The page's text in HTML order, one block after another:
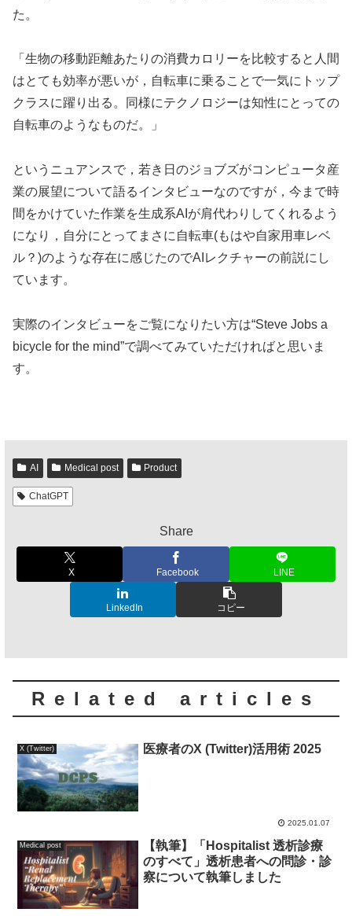
た。
「生物の移動距離あたりの消費カロリーを比較すると人間
はとても効率が悪いが，自転車に乗ることで一気にトップ
クラスに躍り出る。同様にテクノロジーは知性にとっての
自転車のようなものだ。」
というニュアンスで，若き日のジョブズがコンピュータ産
業の展望について語るインタビューなのですが，今まで時
間をかけていた作業を生成系AIが肩代わりしてくれるよう
になり，自分にとってまさに自転車(もはや自家用車レベ
ル？)のような存在に感じたのでAIレクチャーの前説にし
ています。
実際のインタビューをご覧になりたい方は“Steve Jobs a
bicycle for the mind”で調べてみていただければと思いま
す。
AI Medical post Product
ChatGPT
Share
X Facebook LINE
LinkedIn コピー
Related articles
X (Twitter) 医療者のX (Twitter)活用術 2025
2025.01.07
Medical post
【執筆】「Hospitalist 透析診療
のすべて」透析患者への問診・診
察について執筆しました